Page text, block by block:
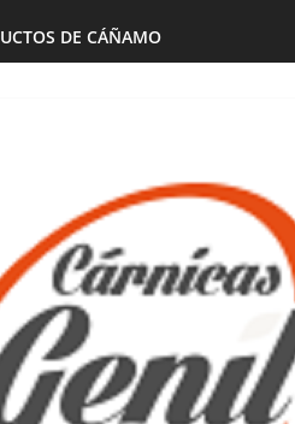
DE CÁÑAMO
Artesana Diego
e hijos
Granada Sabor